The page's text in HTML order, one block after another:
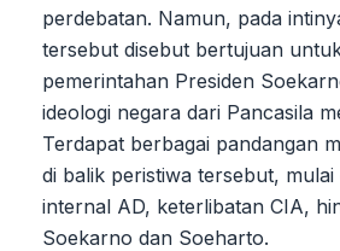
perdebatan. Namun, pada
tersebut disebut bertujuan
pemerintahan Presiden
ideologi negara dari Pancasila
Terdapat berbagai pandangan
di balik peristiwa tersebut,
internal AD, keterlibatan CIA,
Soekarno dan Soeharto.